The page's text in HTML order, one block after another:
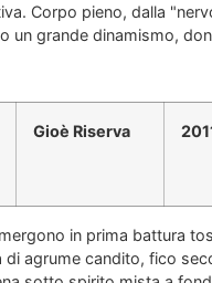
Corpo pieno, dalla
un grande dinamismo,
Gioè Riserva
in prima battura
agrume candito, fico